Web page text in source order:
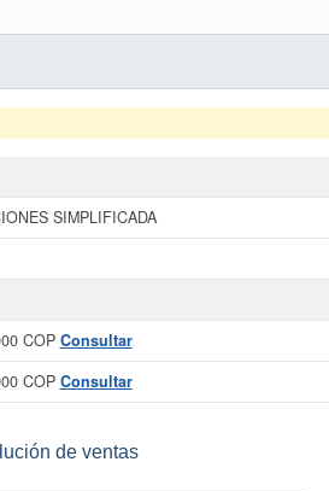
SIMPLIFICADA
COP Consultar
COP Consultar
de ventas